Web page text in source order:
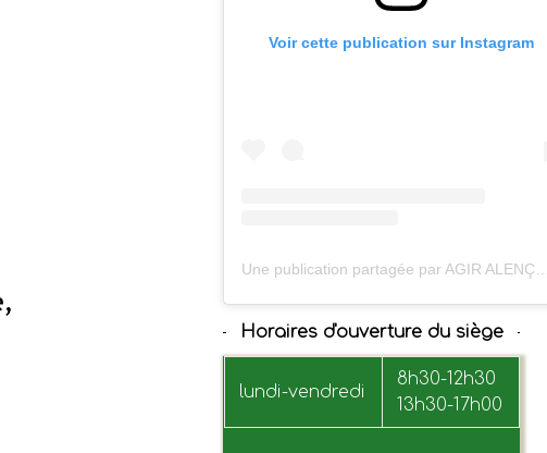
Voir cette publication sur Instagram
Horaires d'ouverture du siège
lundi-vendredi
8h30-12h30
13h30-17h00